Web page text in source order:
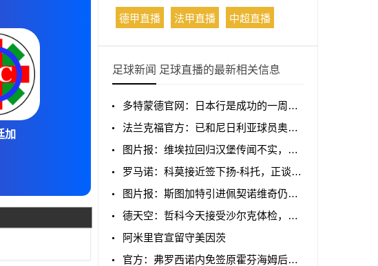
加
德甲直播 法甲直播 中超直播
足球新闻 足球直播的最新相关信息
多特蒙德官网：日本行是成功的一周，以胜利收官
法兰克福官方：已和尼日利亚球员奥涅迪卡签约至2031年
图片报：维埃拉回归汉堡传闻不实，阿森纳要价高1000万欧
罗马诺：科莫接近签下扬-科托，正谈买断条款
图片报：斯图加特引进佩契诺维奇仍在拖延，狼堡要价2500万欧
德天空：哲科今天接受沙尔克体检，随后将签下一份1年合同
阿米里官宣留守美因茨
官方：弗罗西诺内免签原霍芬海姆后卫阿克波古马